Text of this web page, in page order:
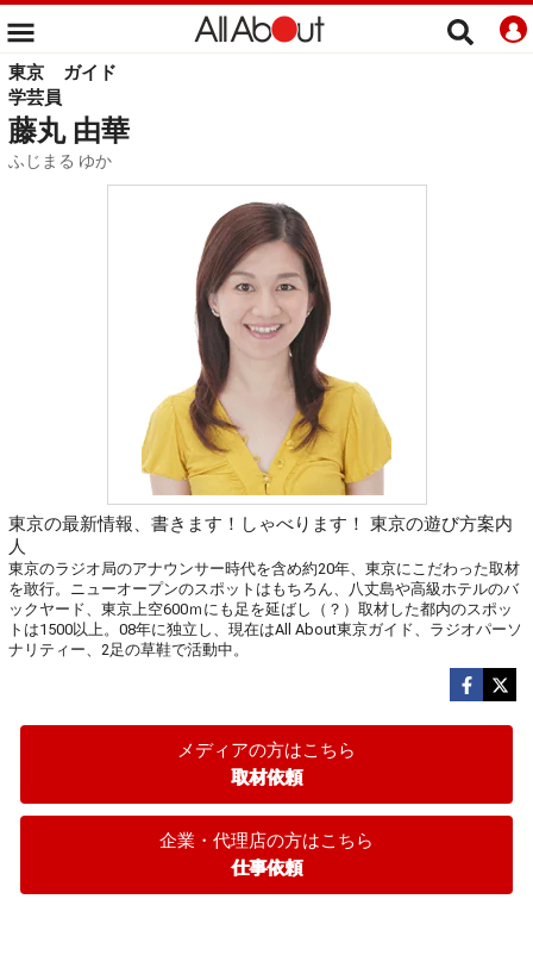
東京
ガイド
学芸員
藤丸 由華
ふじまる ゆか
東京の最新情報、書きます！しゃべります！ 東京の遊び方案内
人
東京のラジオ局のアナウンサー時代を含め約20年、東京にこだわった取材
を敢行。ニューオープンのスポットはもちろん、八丈島や高級ホテルのバ
ックヤード、東京上空600ｍにも足を延ばし（？）取材した都内のスポッ
トは1500以上。08年に独立し、現在はAll About東京ガイド、ラジオパーソ
ナリティー、2足の草鞋で活動中。
メディアの方はこちら
取材依頼
企業・代理店の方はこちら
仕事依頼